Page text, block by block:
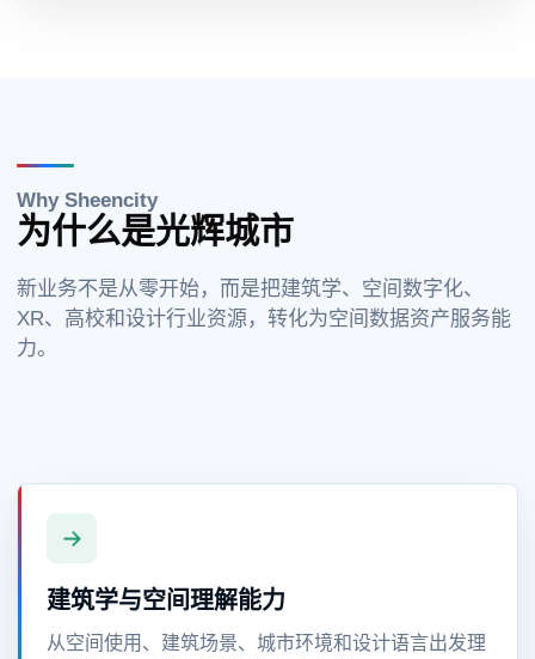
Why Sheencity
为什么是光辉城市
新业务不是从零开始，而是把建筑学、空间数字化、
XR、高校和设计行业资源，转化为空间数据资产服务能
力。
建筑学与空间理解能力
从空间使用、建筑场景、城市环境和设计语言出发理